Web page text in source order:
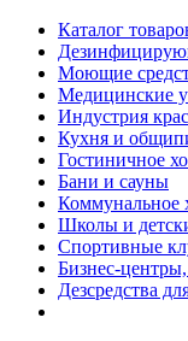
Каталог
Моющие
Медицинские
Индустрия
Кухня и
Гостиничное
Бани и сауны
Коммунальное
Школы и
Спортивные
Бизнес-
Дезсредства